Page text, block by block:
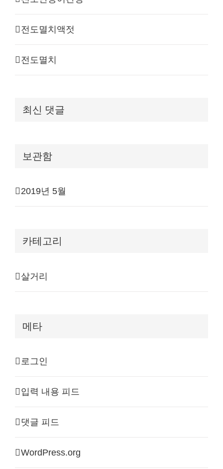
전도멸치액젓
전도멸치
최신 댓글
보관함
2019년 5월
카테고리
살거리
메타
로그인
입력 내용 피드
댓글 피드
WordPress.org